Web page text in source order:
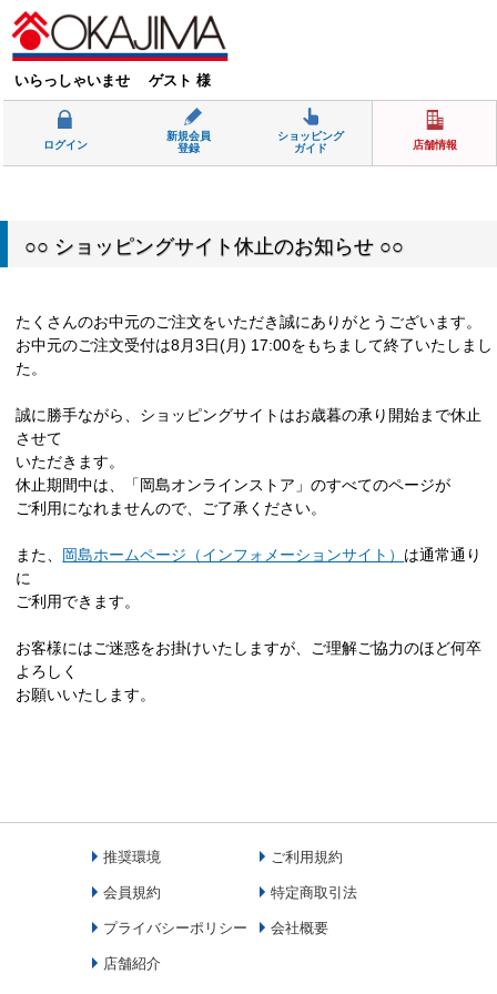
いらっしゃいませ ゲスト 様
ログイン
新規会員
登録
ショッピング
ガイド
店舗情報
○○ ショッピングサイト休止のお知らせ ○○
たくさんのお中元のご注文をいただき誠にありがとうございます。
お中元のご注文受付は8月3日(月) 17:00をもちまして終了いたしまし
た。
誠に勝手ながら、ショッピングサイトはお歳暮の承り開始まで休止
させて
いただきます。
休止期間中は、「岡島オンラインストア」のすべてのページが
ご利用になれませんので、ご了承ください。
また、 岡島ホームページ（インフォメーションサイト） は通常通り
に
ご利用できます。
お客様にはご迷惑をお掛けいたしますが、ご理解ご協力のほど何卒
よろしく
お願いいたします。
推奨環境 ご利用規約
会員規約 特定商取引法
プライバシーポリシー 会社概要
店舗紹介